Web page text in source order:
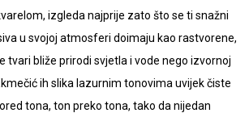
izgleda najprije zato što se ti snažni
u svojoj atmosferi doimaju kao rastvorene,
tvari bliže prirodi svjetla i vode nego izvornoj
ih slika lazurnim tonovima uvijek čiste
tona, ton preko tona, tako da nijedan